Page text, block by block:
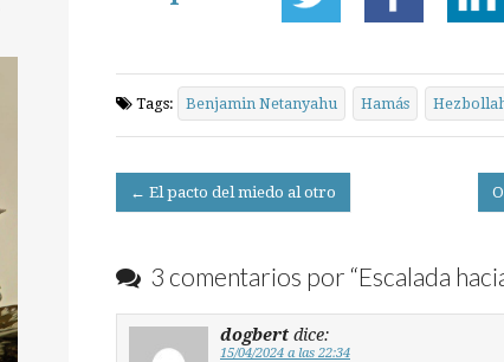
Tags: Benjamin Netanyahu Hamás
Post
navigation
← El pacto del miedo al otro
3 comentarios por “Escalada
dogbert dice:
15/04/2024 a las 22:34